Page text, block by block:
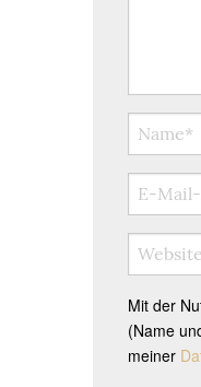
Mit der
(Name
meiner